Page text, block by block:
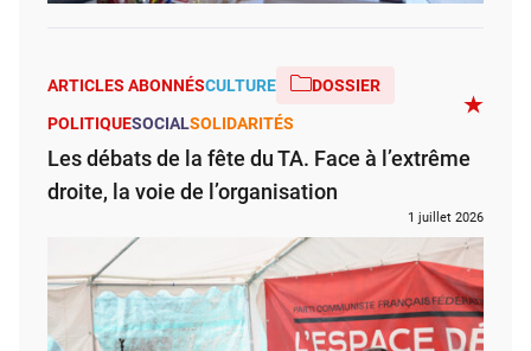
ARTICLES ABONNÉSCULTURE
DOSSIER
POLITIQUESOCIALSOLIDARITÉS
Les débats de la fête du TA. Face à l’extrême
droite, la voie de l’organisation
1 juillet 2026